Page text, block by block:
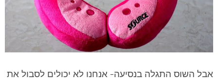
אבל השוס התגלה בנסיעה- אנחנו לא יכולים לסבול את